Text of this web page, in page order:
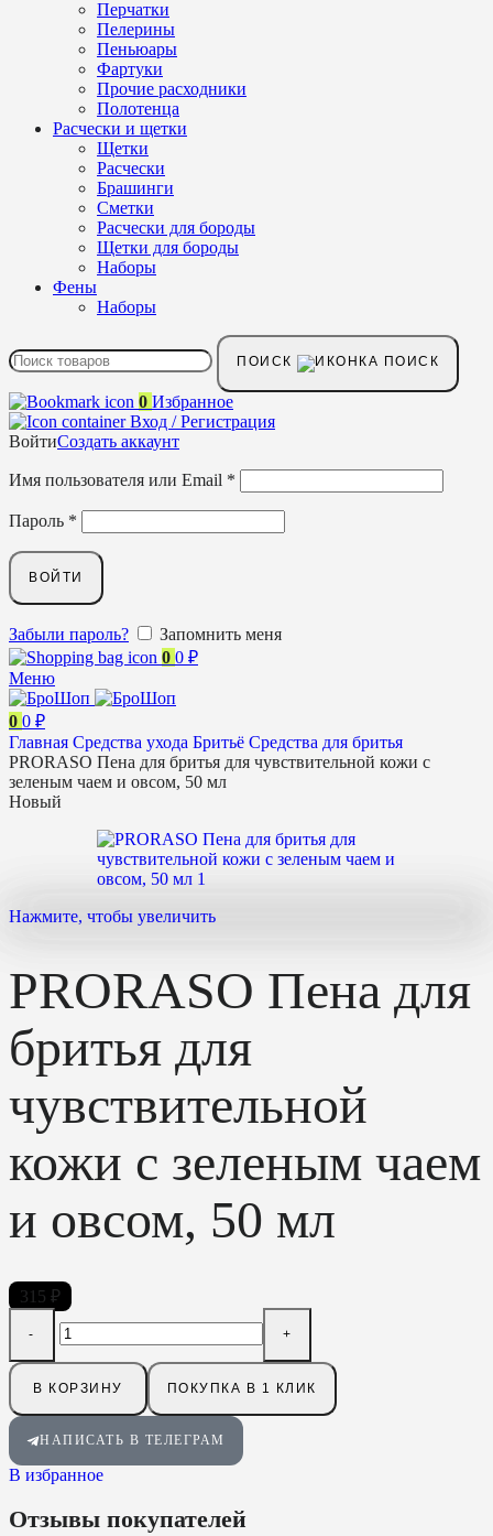
Перчатки
Пелерины
Пеньюары
Фартуки
Прочие расходники
Полотенца
Расчески и щетки
Щетки
Расчески
Брашинги
Сметки
Расчески для бороды
Щетки для бороды
Наборы
Фены
Наборы
ПОИСК
0 Избранное
Вход / Регистрация
ВойтиСоздать аккаунт
Имя пользователя или Email *
Пароль *
ВОЙТИ
Забыли пароль?
Запомнить меня
0 0 ₽
Меню
0 0 ₽
Главная Средства ухода Бритьё Средства для бритья
PRORASO Пена для бритья для чувствительной кожи с
зеленым чаем и овсом, 50 мл
Новый
Нажмите, чтобы увеличить
PRORASO Пена для
бритья для
чувствительной
кожи с зеленым чаем
и овсом, 50 мл
315 ₽
В КОРЗИНУ ПОКУПКА В 1 КЛИК
НАПИСАТЬ В ТЕЛЕГРАМ
В избранное
Отзывы покупателей